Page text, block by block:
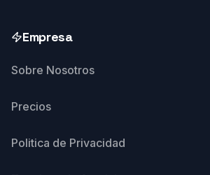
Empresa
Sobre Nosotros
Precios
Politica de Privacidad